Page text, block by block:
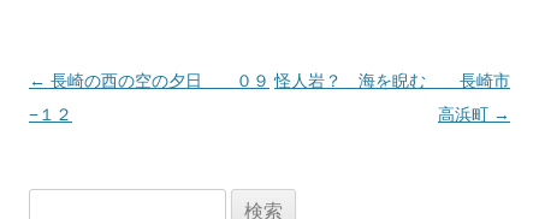
投
稿
← 長崎の西の空の夕日 ０９
−１２
怪人岩？ 海を睨む 長崎市
高浜町 →